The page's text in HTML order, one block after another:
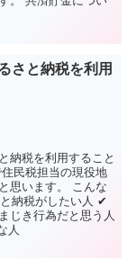
さと納税を利用
納税を利用すること
民税担当の現役地
思います。 こんな
納税がしたい人 ✔
じき行為だと思う人
人